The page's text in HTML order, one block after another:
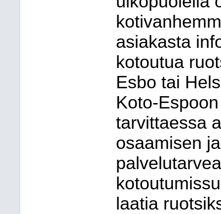
asiakasta
kotoutua
Esbo tai
Koto-
tarvittaessa
osaamisen
laatia